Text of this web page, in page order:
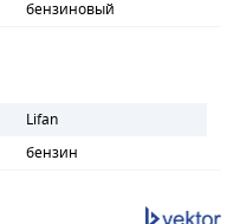
бензиновый
Lifan
бензин